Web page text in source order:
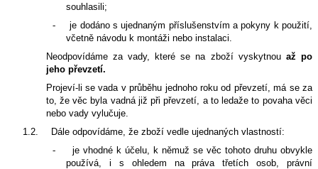
souhlasili;
-
je dodáno s ujednaným příslušenstvím a pokyny k použití,
včetně návodu k montáži nebo instalaci.
Neodpovídáme za vady, které se na zboží vyskytnou až po
jeho převzetí.
Projeví-li se vada v průběhu jednoho roku od převzetí, má se za
to, že věc byla vadná již při převzetí, a to ledaže to povaha věci
nebo vady vylučuje.
1.2.
Dále odpovídáme, že zboží vedle ujednaných vlastností:
-
je vhodné k účelu, k němuž se věc tohoto druhu obvykle
používá, i s ohledem na práva třetích osob, právní